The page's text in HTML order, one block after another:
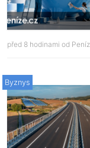
před 8 hodinami od
Byznys